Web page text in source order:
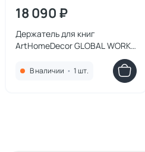
18 090 ₽
Держатель для книг
ArtHomeDecor GLOBAL WORK
В наличии • 1 шт.